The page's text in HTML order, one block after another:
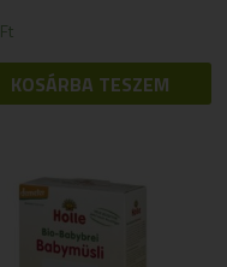
Ft
KOSÁRBA TESZEM